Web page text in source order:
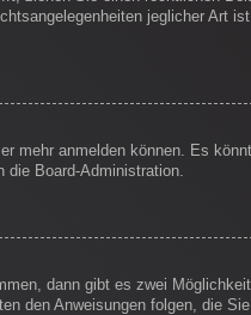
jeglicher Art
mehr anmelden können. Es
Board-Administration.
dann gibt es zwei
den Anweisungen folgen, die